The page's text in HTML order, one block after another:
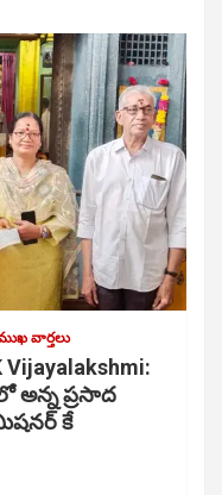
వార్తలు
Vijayalakshmi:
అన్న ప్రసాద
కే